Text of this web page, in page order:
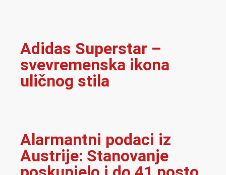
Adidas Superstar –
svevremenska ikona
uličnog stila
Alarmantni podaci iz
Austrije: Stanovanje